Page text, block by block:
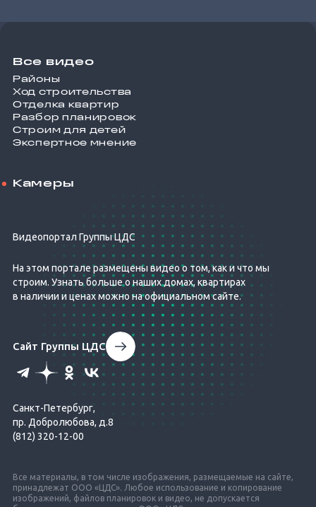
Все видео
Районы
Ход строительства
Отделка квартир
Разбор планировок
Строим для детей
Экспертное мнение
Камеры
Видеопортал Группы ЦДС
На этом портале размещены видео о том, как и что мы
строим. Узнать больше о наших домах, квартирах
в наличии и ценах можно на официальном сайте.
Все материалы, в том числе изображения, размещаемые на сайте,
принадлежат ООО «ЦДС». Любое использование и копирование
изображений, файлов планировок и видео, не допускается
Сайт Группы ЦДС
Санкт-Петербург,
пр. Добролюбова, д.8
(812) 320-12-00